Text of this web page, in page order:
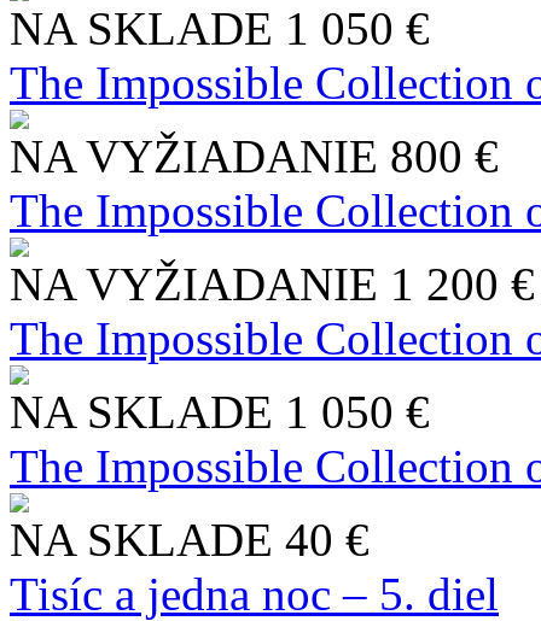
NA SKLADE 1 050 €
The Impossible Collection
NA VYŽIADANIE 800 €
The Impossible Collection
NA VYŽIADANIE 1 200 €
The Impossible Collection
NA SKLADE 1 050 €
The Impossible Collection
NA SKLADE 40 €
Tisíc a jedna noc – 5. diel